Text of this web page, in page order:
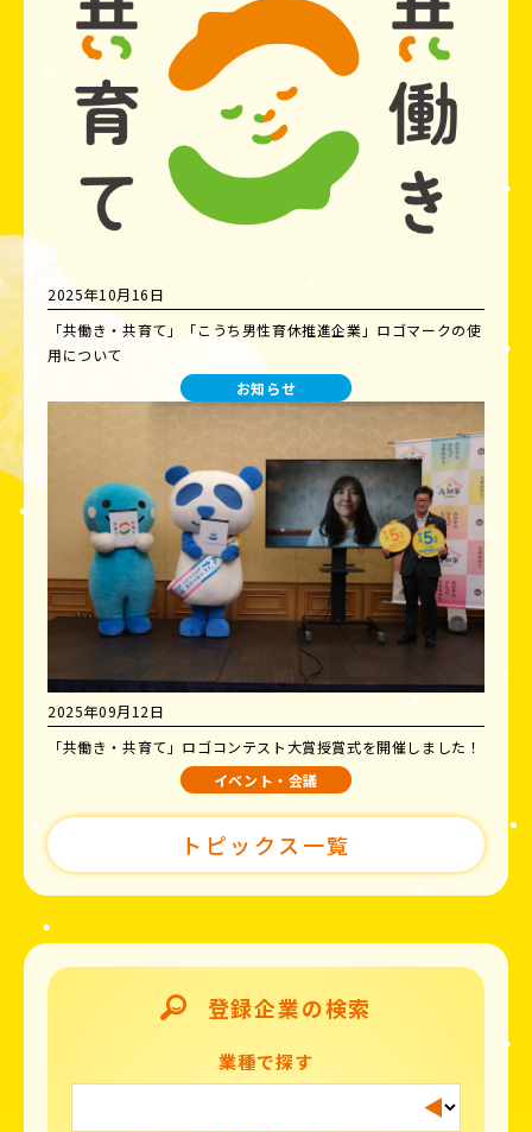
2025年10月16日
「共働き・共育て」「こうち男性育休推進企業」ロゴマークの使
用について
お知らせ
2025年09月12日
「共働き・共育て」ロゴコンテスト大賞授賞式を開催しました！
イベント・会議
トピックス一覧
登録企業の検索
業種で探す